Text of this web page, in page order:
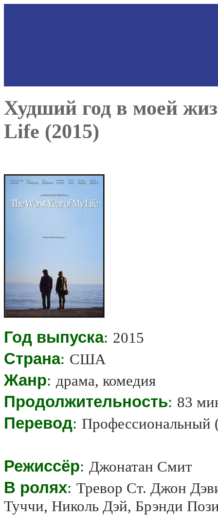
Худший год в моей
Life (2015)
Год выпуска: 2015
Страна: США
Жанр: драма, комедия
Продолжительность: 83
Перевод: Профессиональный
Режиссёр: Джонатан Смит
В ролях: Тревор Ст. Джон
Туччи, Николь Дэй, Брэнди